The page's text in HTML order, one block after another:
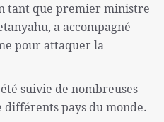
tant que premier ministre
a accompagné
pour attaquer la
suivie de nombreuses
différents pays du monde.